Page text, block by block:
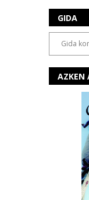
GIDA
AZKEN